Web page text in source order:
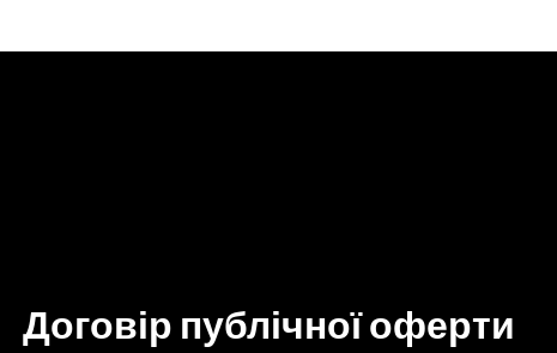
Договір публічної оферти